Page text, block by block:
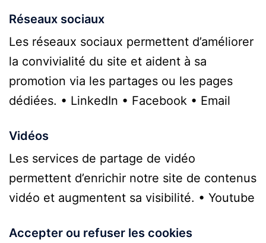
Réseaux sociaux
Les réseaux sociaux permettent d’améliorer
la convivialité du site et aident à sa
promotion via les partages ou les pages
dédiées. • LinkedIn • Facebook • Email
Vidéos
Les services de partage de vidéo
permettent d’enrichir notre site de contenus
vidéo et augmentent sa visibilité. • Youtube
Accepter ou refuser les cookies